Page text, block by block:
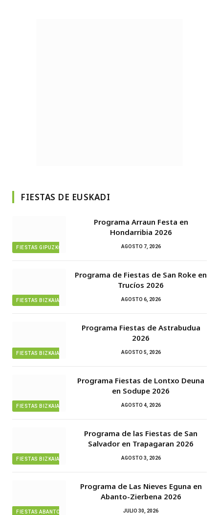
FIESTAS DE EUSKADI
FIESTAS GIPUZKOA
Programa Arraun Festa en
Hondarribia 2026
AGOSTO 7, 2026
FIESTAS BIZKAIA
Programa de Fiestas de San Roke en
Trucíos 2026
AGOSTO 6, 2026
FIESTAS BIZKAIA
Programa Fiestas de Astrabudua
2026
AGOSTO 5, 2026
FIESTAS BIZKAIA
Programa Fiestas de Lontxo Deuna
en Sodupe 2026
AGOSTO 4, 2026
FIESTAS BIZKAIA
Programa de las Fiestas de San
Salvador en Trapagaran 2026
AGOSTO 3, 2026
FIESTAS ABANTO ZIERBENA
Programa de Las Nieves Eguna en
Abanto-Zierbena 2026
JULIO 30, 2026